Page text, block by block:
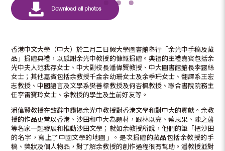
香港中文大學（中大）於二月二日假大學圖書館舉行「余光中手稿及藏
品」捐贈典禮，以感謝余光中教授的慷慨捐贈。典禮的主禮嘉賓包括余
光中夫人范我存女士、中大副校長潘偉賢教授、中大圖書館館長李露絲
女士；其他嘉賓包括余教授千金余幼珊女士及余季珊女士、翻譯系王宏
志教授、中國語言及文學系樊善標教授及何杏楓教授、聯合書院院務主
任李雷寶玲女士、余教授的學生及生前好友等。
潘偉賢教授在致辭中讚揚余光中教授對香港文學和對中大的貢獻。余教
授的作品更常以香港、沙田和中大為題材，跟林以亮、蔡思果、陳之藩
等名家一起發展和推動沙田文學；就如余教授所說，他們的筆「把沙田
的名字，寫上了中國文學的地圖」。是次捐贈的藏品包括余教授的手
稿、獎狀及個人物品，對了解余教授的創作過程很有幫助。潘教授並對